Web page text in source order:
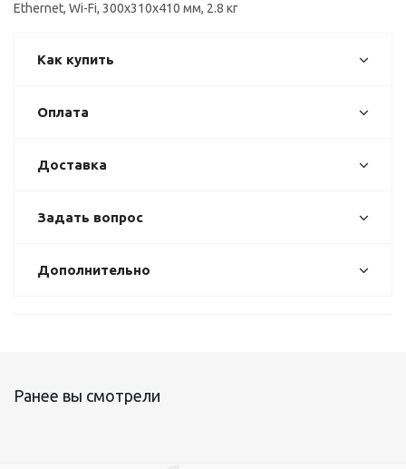
Ethernet, Wi-Fi, 300x310x410 мм, 2.8 кг
Как купить
Оплата
Доставка
Задать вопрос
Дополнительно
Ранее вы смотрели